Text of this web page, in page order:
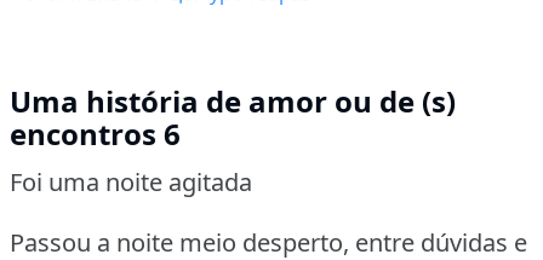
Uma história de amor ou de (s)
encontros 6
Foi uma noite agitada
Passou a noite meio desperto, entre dúvidas e